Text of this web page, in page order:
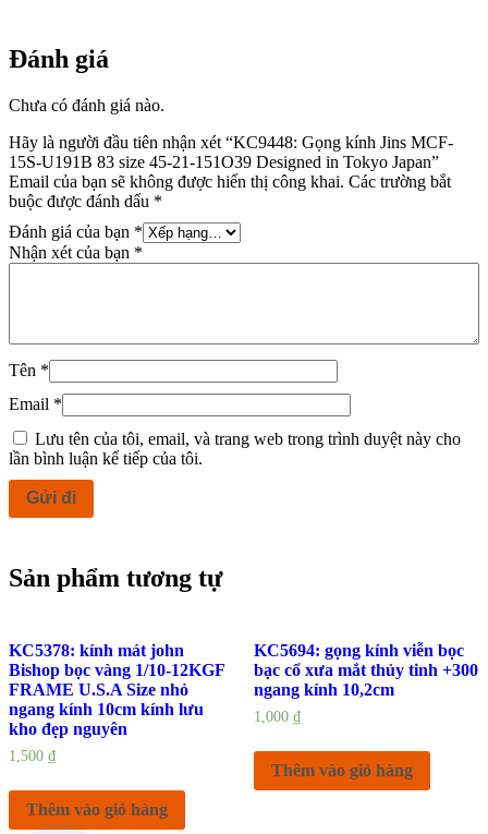
Đánh giá
Chưa có đánh giá nào.
Hãy là người đầu tiên nhận xét “KC9448: Gọng kính Jins MCF-
15S-U191B 83 size 45-21-151O39 Designed in Tokyo Japan”
Email của bạn sẽ không được hiển thị công khai. Các trường bắt
buộc được đánh dấu *
Đánh giá của bạn *
Nhận xét của bạn *
Tên *
Email *
Lưu tên của tôi, email, và trang web trong trình duyệt này cho
lần bình luận kế tiếp của tôi.
Sản phẩm tương tự
KC5378: kính mát john
Bishop bọc vàng 1/10-12KGF
FRAME U.S.A Size nhỏ
ngang kính 10cm kính lưu
kho đẹp nguyên
1,500 ₫
Thêm vào giỏ hàng
KC5694: gọng kính viễn bọc
bạc cổ xưa mắt thủy tinh +300
ngang kính 10,2cm
1,000 ₫
Thêm vào giỏ hàng